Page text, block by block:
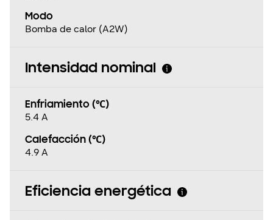
Modo
Bomba de calor (A2W)
Intensidad nominal
Enfriamiento (℃)
5.4 A
Calefacción (℃)
4.9 A
Eficiencia energética